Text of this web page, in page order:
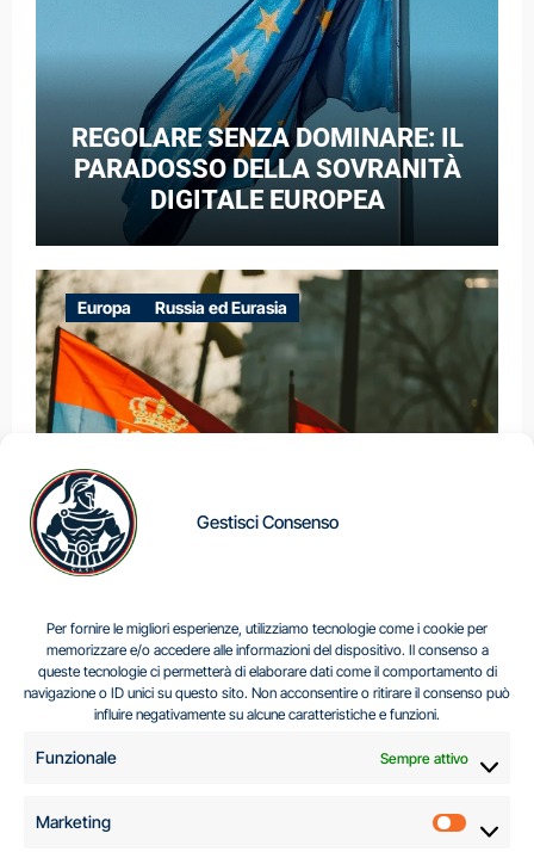
Gestisci Consenso
Per fornire le migliori esperienze, utilizziamo tecnologie come i cookie per
memorizzare e/o accedere alle informazioni del dispositivo. Il consenso a
queste tecnologie ci permetterà di elaborare dati come il comportamento di
navigazione o ID unici su questo sito. Non acconsentire o ritirare il consenso può
influire negativamente su alcune caratteristiche e funzioni.
Funzionale Sempre attivo
Marketing
REGOLARE SENZA DOMINARE: IL
PARADOSSO DELLA SOVRANITÀ
DIGITALE EUROPEA
Europa Russia ed Eurasia
Centro Analisi e Studi Italus © Tutti i diritti riservati